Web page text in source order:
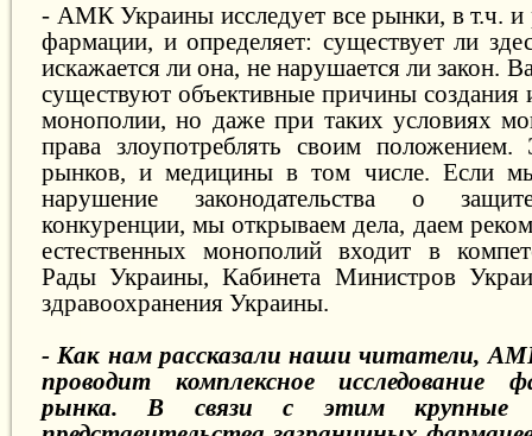
- АМК Украины исследует все рынки, в т.ч.
фармации, и определяет: существует ли
искажается ли она, не нарушается ли закон.
существуют объективные причины создания
монополии, но даже при таких условиях
права злоупотреблять своим положением.
рынков, и медицины в том числе. Если
нарушение законодательства о
конкуренции, мы открываем дела, даем
естественных монополий входит в
Рады Украины, Кабинета Министров
здравоохранения Украины.
- Как нам рассказали наши читатели,
проводит комплексное исследование
рынка. В связи с этим крупные